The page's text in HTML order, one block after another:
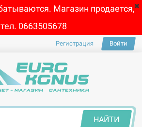
Магазин продается,
тел. 0663505678
Регистрация Войти
НАЙТИ